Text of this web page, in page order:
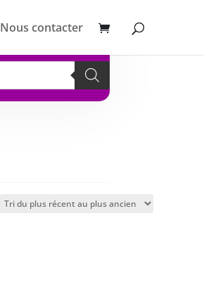
Nous contacter